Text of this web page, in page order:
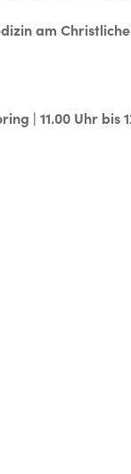
am
| 11.00 Uhr bis